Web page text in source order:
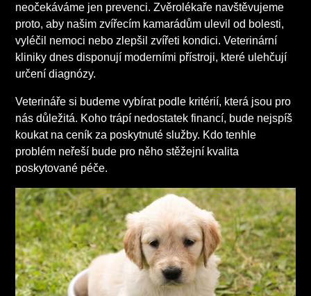
neočekáváme jen prevenci. Zvěrolékaře navštěvujeme
proto, aby našim zvířecím kamarádům ulevil od bolesti,
vyléčil nemoci nebo zlepšil zvířeti kondici. Veterinární
kliniky dnes disponují moderními přístroji, které ulehčují
určení diagnózy.
Veterináře si budeme vybírat podle kritérií, která jsou pro
nás důležitá. Koho trápí nedostatek financí, bude nejspíš
koukat na ceník za poskytnuté služby. Kdo tenhle
problém neřeší bude pro něho stěžejní kvalita
poskytované péče.